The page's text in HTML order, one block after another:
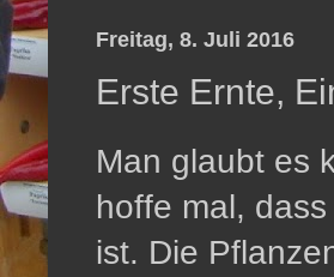
Freitag, 8. Juli 2016
Erste Ernte,
Man glaubt es
hoffe mal,
ist. Die